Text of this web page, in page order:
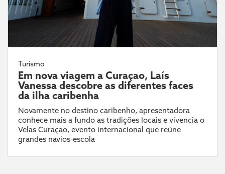
Turismo
Em nova viagem a Curaçao, Laís
Vanessa descobre as diferentes faces
da ilha caribenha
Novamente no destino caribenho, apresentadora
conhece mais a fundo as tradições locais e vivencia o
Velas Curaçao, evento internacional que reúne
grandes navios-escola